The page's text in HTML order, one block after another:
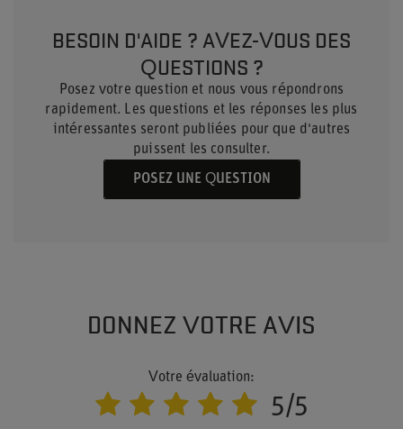
BESOIN D'AIDE ? AVEZ-VOUS DES
QUESTIONS ?
Posez votre question et nous vous répondrons
rapidement. Les questions et les réponses les plus
intéressantes seront publiées pour que d'autres
puissent les consulter.
POSEZ UNE QUESTION
DONNEZ VOTRE AVIS
Votre évaluation:
5/5